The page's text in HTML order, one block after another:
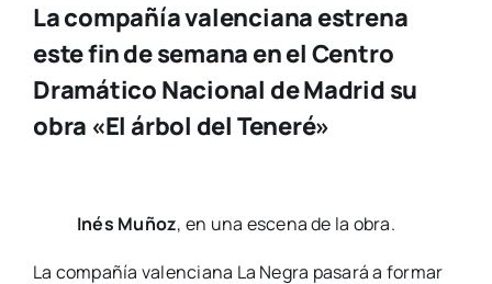
La compañía valenciana estrena
este fin de semana en el Centro
Dramático Nacional de Madrid su
obra «El árbol del Teneré»
Inés Muñoz, en una esce­na de la obra.
La com­pa­ñía valen­cia­na La Negra pasa­rá a for­mar